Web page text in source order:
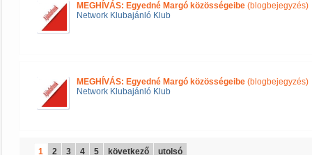
MEGHÍVÁS: Egyedné Margó közösségeibe (blogbejegyzés)
Network Klubajánló Klub
MEGHÍVÁS: Egyedné Margó közösségeibe (blogbejegyzés)
Network Klubajánló Klub
1 2 3 4 5 következő utolsó